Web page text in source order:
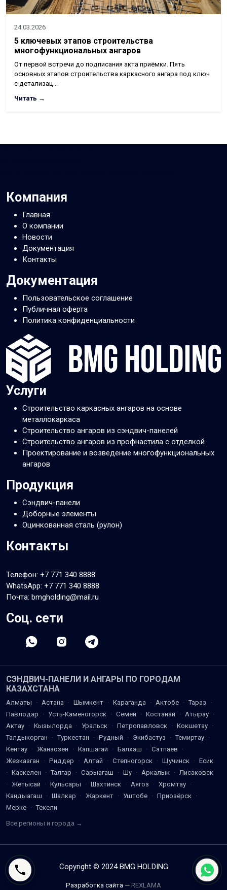
24.03.2026
5 ключевых этапов строительства
многофункциональных ангаров
От первой встречи до подписания акта приёмки. Пять
основных этапов строительства каркасного ангара под ключ
с детализац…
Читать →
Компания
Главная
О компании
Новости
Документация
Контакты
Документация
Пользовательское соглашение
Публичная оферта
Политика конфиденциальности
Услуги
Строительство каркасных ангаров на основе
металлокаркаса
Строительство ангаров из сэндвич-панелей
Строительство ангаров из профнастила с отделкой
Проектирование и возведение многофункциональных
ангаров
Продукция
Сэндвич-панели
Доборные элементы
Оцинкованная сталь (рулон)
Контакты
Телефон: +7 771 340 8888
WhatsApp: +7 771 340 8888
Почта: bmgholding@mail.ru
Соц. сети
СЭНДВИЧ-ПАНЕЛИ И АНГАРЫ ПО ГОРОДАМ
КАЗАХСТАНА
Алматы · Астана · Шымкент · Караганда · Актобе · Тараз
·
Павлодар
· Усть-Каменогорск · Семей · Костанай · Атырау ·
Актау · Кызылорда · Уральск · Петропавловск · Кокшетау ·
Талдыкорган
· Туркестан · Рудный · Экибастуз · Темиртау ·
Кентау · Жанаозен · Капшагай · Балхаш · Сатпаев
·
Жезказган
· Риддер · Алтай · Степногорск · Щучинск · Есик
· Каскелен · Талгар · Сарыагаш · Шу · Аркалык ·
Лисаковск
·
Жетысай · Кульсары · Шахтинск · Аягоз · Хромтау ·
Кандыагаш
· Шалкар · Жаркент · Уштобе · Приозёрск ·
Мерке · Текели
Все регионы и города →
Copyright © 2024 BMG HOLDING
Разработка сайта — REXLAMA